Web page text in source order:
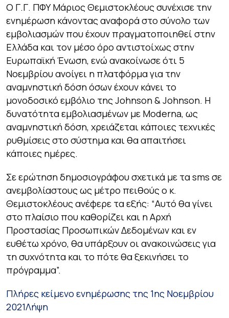
Ο Γ.Γ. ΠΦΥ Μάριος Θεμιστοκλέους συνέχισε την
ενημέρωση κάνοντας αναφορά στο σύνολο των
εμβολιασμών που έχουν πραγματοποιηθεί στην
Ελλάδα και τον μέσο όρο αντιστοίχως στην
Ευρωπαϊκή Ένωση, ενώ ανακοίνωσε ότι 5
Νοεμβρίου ανοίγει η πλατφόρμα για την
αναμνηστική δόση όσων έχουν κάνει το
μονοδοσικό εμβόλιο της Johnson & Johnson. Η
δυνατότητα εμβολιασμένων με Moderna, ως
αναμνηστική δόση, χρειάζεται κάποιες τεχνικές
ρυθμίσεις στο σύστημα και θα απαιτήσει
κάποιες ημέρες.
Σε ερώτηση δημοσιογράφου σχετικά με τα sms σε
ανεμβολίαστους ως μέτρο πειθούς ο κ.
Θεμιστοκλέους ανέφερε τα εξής: “Αυτό θα γίνει
στο πλαίσιο που καθορίζει και η Αρχή
Προστασίας Προσωπικών Δεδομένων και εν
ευθέτω χρόνο, θα υπάρξουν οι ανακοινώσεις για
τη συχνότητα και το πότε θα ξεκινήσει το
πρόγραμμα”.
Πλήρες κείμενο ενημέρωσης της 1ης Νοεμβρίου
2021Λήψη